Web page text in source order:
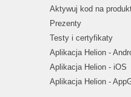
Aktywuj kod na
Prezenty
Testy i certyfikaty
Aplikacja Helion -
Aplikacja Helion - iOS
Aplikacja Helion -